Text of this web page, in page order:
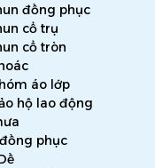
đồng phục
cổ trụ
cổ tròn
áo lớp
hộ lao động
phục